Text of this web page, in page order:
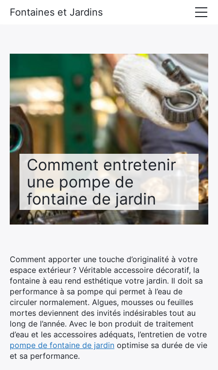
Comment entretenir
une pompe de
fontaine de jardin
Comment apporter une touche d’originalité à votre
espace extérieur ? Véritable accessoire décoratif, la
fontaine à eau rend esthétique votre jardin. Il doit sa
performance à sa pompe qui permet à l’eau de
circuler normalement. Algues, mousses ou feuilles
mortes deviennent des invités indésirables tout au
long de l’année. Avec le bon produit de traitement
d’eau et les accessoires adéquats, l’entretien de votre
pompe de fontaine de jardin optimise sa durée de vie
et sa performance.
Fontaines et Jardins
Tous les derniers articles